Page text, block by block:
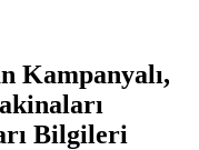
Kampanyalı,
Bilgileri